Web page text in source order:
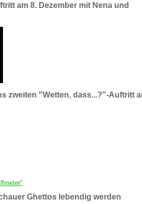
am 8. Dezember mit Nena und
zweiten "Wetten, dass...?"-Auftritt
Ghettos lebendig werden